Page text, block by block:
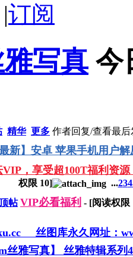
|订阅
写真
精华 更多 作者回复/查看最后
最新】安卓 苹果手机用户
VIP，享受超100T福利资
权限 10] ...234
帖 VIP必看福利 - [阅读权限
丝图库永久网址：
丝雅写真】 丝雅特辑系列